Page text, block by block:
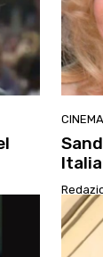
CINEMA